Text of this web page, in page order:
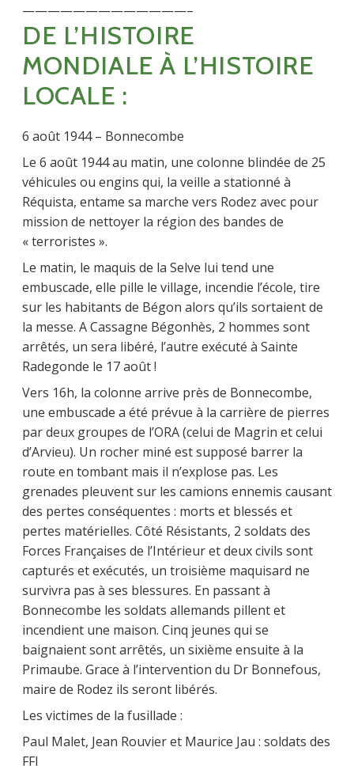
—————————————–
DE L’HISTOIRE
MONDIALE À L’HISTOIRE
LOCALE :
6 août 1944 – Bonnecombe
Le 6 août 1944 au matin, une colonne blindée de 25
véhicules ou engins qui, la veille a stationné à
Réquista, entame sa marche vers Rodez avec pour
mission de nettoyer la région des bandes de
« terroristes ».
Le matin, le maquis de la Selve lui tend une
embuscade, elle pille le village, incendie l’école, tire
sur les habitants de Bégon alors qu’ils sortaient de
la messe. A Cassagne Bégonhès, 2 hommes sont
arrêtés, un sera libéré, l’autre exécuté à Sainte
Radegonde le 17 août !
Vers 16h, la colonne arrive près de Bonnecombe,
une embuscade a été prévue à la carrière de pierres
par deux groupes de l’ORA (celui de Magrin et celui
d’Arvieu). Un rocher miné est supposé barrer la
route en tombant mais il n’explose pas. Les
grenades pleuvent sur les camions ennemis causant
des pertes conséquentes : morts et blessés et
pertes matérielles. Côté Résistants, 2 soldats des
Forces Françaises de l’Intérieur et deux civils sont
capturés et exécutés, un troisième maquisard ne
survivra pas à ses blessures. En passant à
Bonnecombe les soldats allemands pillent et
incendient une maison. Cinq jeunes qui se
baignaient sont arrêtés, un sixième ensuite à la
Primaube. Grace à l’intervention du Dr Bonnefous,
maire de Rodez ils seront libérés.
Les victimes de la fusillade :
Paul Malet, Jean Rouvier et Maurice Jau : soldats des
FFI